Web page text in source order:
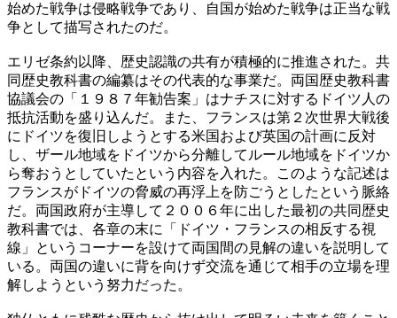
始めた戦争は侵略戦争であり、自国が始めた戦争は正当な戦
争として描写されたのだ。
エリゼ条約以降、歴史認識の共有が積極的に推進された。共
同歴史教科書の編纂はその代表的な事業だ。両国歴史教科書
協議会の「１９８７年勧告案」はナチスに対するドイツ人の
抵抗活動を盛り込んだ。また、フランスは第２次世界大戦後
にドイツを復旧しようとする米国および英国の計画に反対
し、ザール地域をドイツから分離してルール地域をドイツか
ら奪おうとしていたという内容を入れた。このような記述は
フランスがドイツの脅威の再浮上を防ごうとしたという脈絡
だ。両国政府が主導して２００６年に出した最初の共同歴史
教科書では、各章の末に「ドイツ・フランスの相反する視
線」というコーナーを設けて両国間の見解の違いを説明して
いる。両国の違いに背を向けず交流を通じて相手の立場を理
解しようという努力だった。